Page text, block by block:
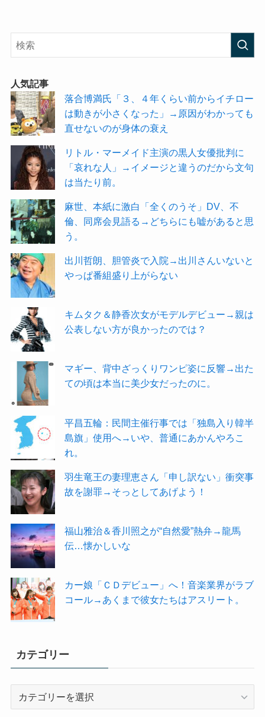
人気記事
落合博満氏「３、４年くらい前からイチロー
は動きが小さくなった」→原因がわかっても
直せないのが身体の衰え
リトル・マーメイド主演の黒人女優批判に
「哀れな人」→イメージと違うのだから文句
は当たり前。
麻世、本紙に激白「全くのうそ」DV、不
倫、同席会見語る→どちらにも嘘があると思
う。
出川哲朗、胆管炎で入院→出川さんいないと
やっぱ番組盛り上がらない
キムタク＆静香次女がモデルデビュー→親は
公表しない方が良かったのでは？
マギー、背中ざっくりワンピ姿に反響→出た
ての頃は本当に美少女だったのに。
平昌五輪：民間主催行事では「独島入り韓半
島旗」使用へ→いや、普通にあかんやろこ
れ。
羽生竜王の妻理恵さん「申し訳ない」衝突事
故を謝罪→そっとしてあげよう！
福山雅治＆香川照之が“自然愛”熱弁→龍馬
伝…懐かしいな
カー娘「ＣＤデビュー」へ！音楽業界がラブ
コール→あくまで彼女たちはアスリート。
カテゴリー